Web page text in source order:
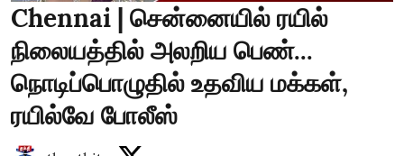
Chennai | சென்னையில் ரயில்
நிலையத்தில் அலறிய பெண்...
நொடிப்பொழுதில் உதவிய மக்கள்,
ரயில்வே போலீஸ்